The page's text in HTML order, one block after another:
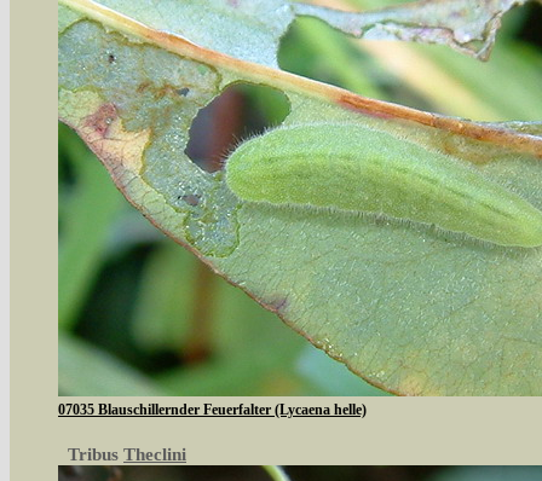
07035 Blauschillernder Feuerfalter (Lycaena helle)
Tribus Theclini